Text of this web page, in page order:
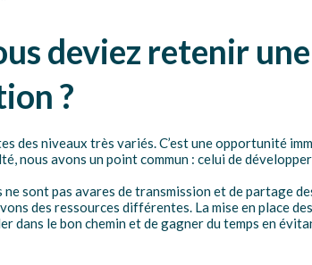
deviez retenir
?
des niveaux très variés. C’est une opportunité
nous avons un point commun : celui de
sont pas avares de transmission et de partage
des ressources différentes. La mise en place
dans le bon chemin et de gagner du temps en